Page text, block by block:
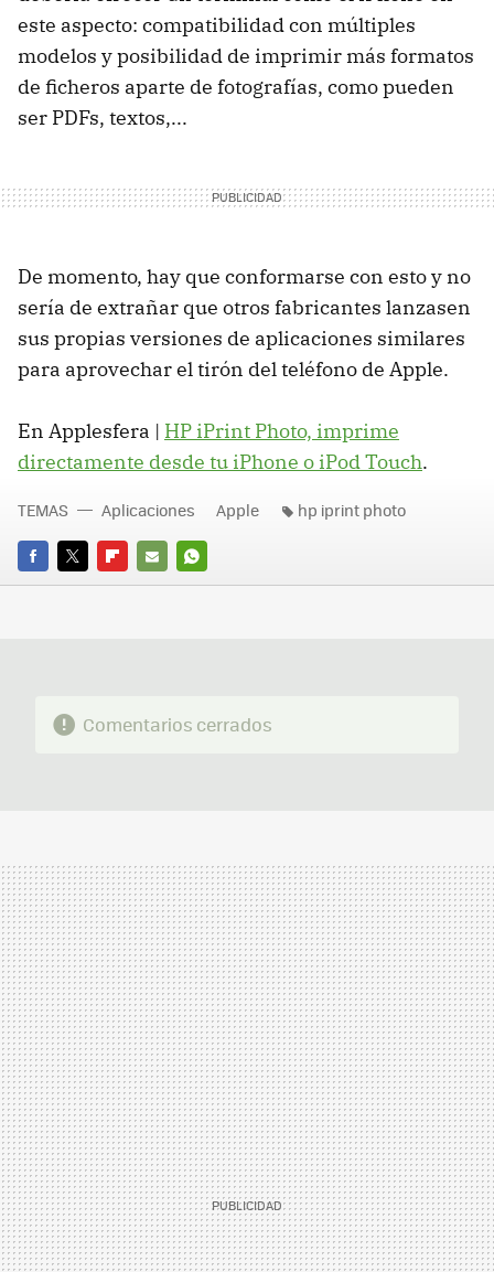
este aspecto: compatibilidad con múltiples
modelos y posibilidad de imprimir más formatos
de ficheros aparte de fotografías, como pueden
ser PDFs, textos,...
De momento, hay que conformarse con esto y no
sería de extrañar que otros fabricantes lanzasen
sus propias versiones de aplicaciones similares
para aprovechar el tirón del teléfono de Apple.
En Applesfera | HP iPrint Photo, imprime
directamente desde tu iPhone o iPod Touch.
FACEBOOK
TWITTERFLIPBOARD
E-
WHATSAPP
TEMAS Aplicaciones Apple hp iprint photo
Comentarios cerrados